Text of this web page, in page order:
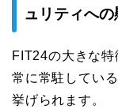
ュリティへの
FIT24の大きな
常に常駐してい
挙げられます。